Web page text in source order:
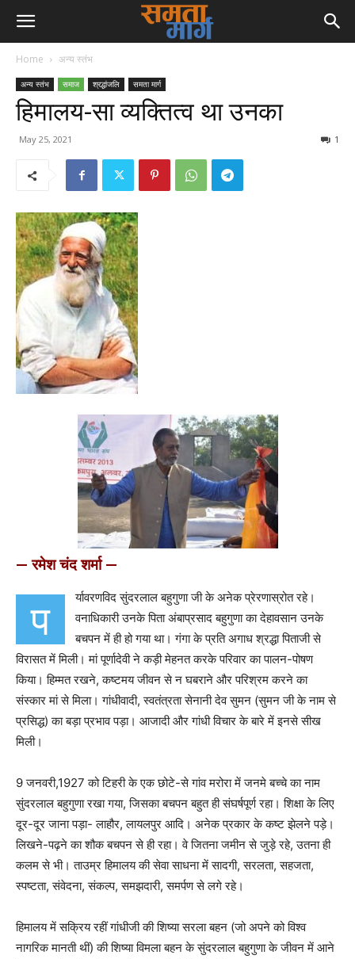
Home अन्य स्तंभ
अन्य स्तंभ समाज श्रद्धांजलि समता मार्ग
हिमालय-सा व्यक्तित्व था उनका
May 25, 2021 1
— रमेश चंद शर्मा —
प
र्यावरणविद सुंदरलाल बहुगुणा जी के अनेक प्रेरणास्रोत रहे।
वनाधिकारी उनके पिता अंबाप्रसाद बहुगुणा का देहावसान उनके
बचपन में ही हो गया था। गंगा के प्रति अगाध श्रद्धा पिताजी से
विरासत में मिली। मां पूर्णादेवी ने कड़ी मेहनत करके परिवार का पालन-पोषण
किया। हिम्मत रखने, कष्टमय जीवन से न घबराने और परिश्रम करने का
संस्कार मां से मिला। गांधीवादी, स्वतंत्रता सेनानी देव सुमन (सुमन जी के नाम से
प्रसिद्ध) का बड़ा प्रभाव पड़ा। आजादी और गांधी विचार के बारे में इनसे सीख
मिली।
9 जनवरी,1927 को टिहरी के एक छोटे-से गांव मरोरा में जनमे बच्चे का नाम
सुंदरलाल बहुगुणा रखा गया, जिसका बचपन बहुत ही संघर्षपूर्ण रहा। शिक्षा के लिए
दूर-दूर जाना पड़ा- लाहौर, लायलपुर आदि। अनेक प्रकार के कष्ट झेलने पड़े।
लिखने-पढ़ने का शौक बचपन से ही रहा। वे जितना जमीन से जुड़े रहे, उतना ही
कलम से भी। ताउम्र हिमालय की सेवा साधना में सादगी, सरलता, सहजता,
स्पष्टता, संवेदना, संकल्प, समझदारी, समर्पण से लगे रहे।
हिमालय में सक्रिय रहीं गांधीजी की शिष्या सरला बहन (जो अपने को विश्व
नागरिक मानती थीं) की शिष्या विमला बहन के सुंदरलाल बहुगुणा के जीवन में आने